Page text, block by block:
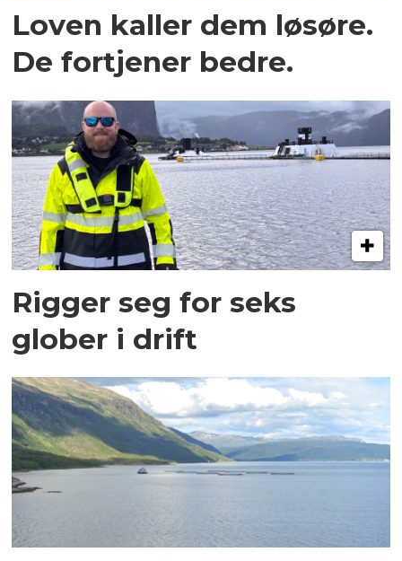
Loven kaller dem løsøre.
De fortjener bedre.
Rigger seg for seks
glober i drift